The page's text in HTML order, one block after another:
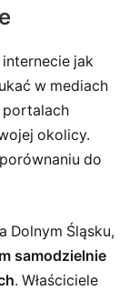
jak
w mediach
portalach
okolicy.
do
Dolnym Śląsku,
samodzielnie
. Właściciele